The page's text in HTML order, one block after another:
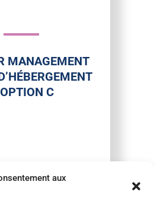
aux
MANAGEMENT
C